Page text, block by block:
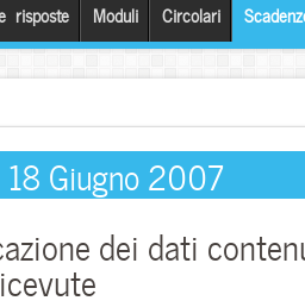
risposte Moduli Circolari
18 Giugno 2007
dei dati